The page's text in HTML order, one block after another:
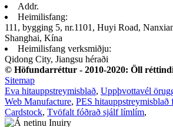
Addr.
Heimilisfang:
111, bygging 5, nr.1101, Huyi Road,
Shanghai, Kína
Heimilisfang verksmiðju:
Qidong City, Jiangsu héraði
© Höfundarréttur - 2010-2020: Öll
Sitemap
Eva hitauppstreymisblað, Uppþvottavél
Web Manufacture, PES hitauppstreymisblað
Cardstock, Tvöfalt fóðrað sjálf límlím,